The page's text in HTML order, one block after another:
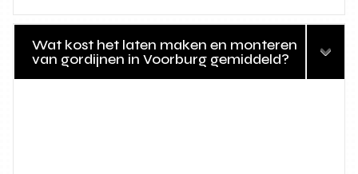
Wat kost het laten maken en monteren
van gordijnen in Voorburg gemiddeld?